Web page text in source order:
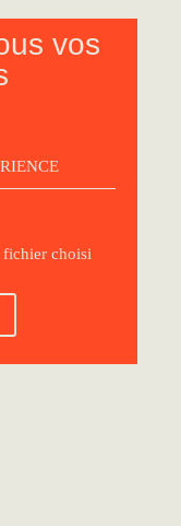
vos
choisi